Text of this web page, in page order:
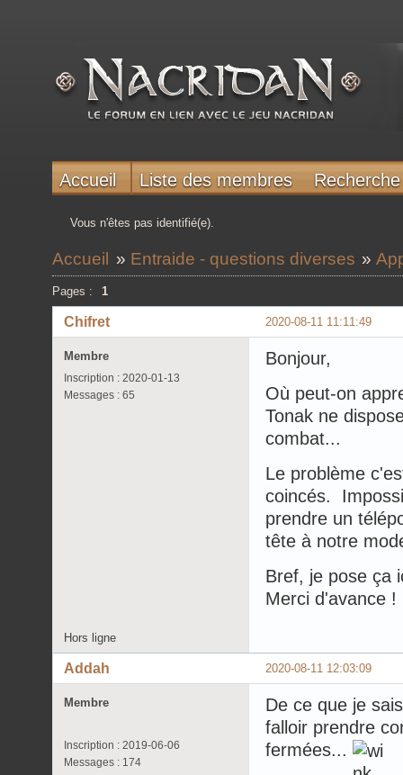
Accueil Liste des membres Recherche
Vous n'êtes pas identifié(e).
Accueil » Entraide - questions diverses »
Pages : 1
2020-08-11 11:11:49
Chifret
Membre
Inscription : 2020-01-13
Messages : 65
Bonjour,
Où peut-on
Tonak ne
combat...
Le problème
coincés.
prendre un
tête à notre
Bref, je pose ça
Merci d'avance !
Hors ligne
2020-08-11 12:03:09
Addah
Membre
Inscription : 2019-06-06
Messages : 174
De ce que je
falloir prendre
fermées...